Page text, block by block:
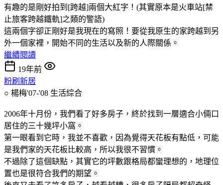
有趣的是剛好拍到[跨越]兩個大紅字！(其實原本是火車站[禁
止旅客跨越鐵軌]之類的警語)
這兩個字卻正剛好是我現在的寫照！要從我原生的家跨越到另
外一個家裡，開始不同的生活以及新的人際關係。
繼續閱讀
19年前
粉刷新居
○ 楊梅'07-'08 生活綜合
2006年十月份，我們看了好多房子，終於找到一層適合小倆口
居住的三十幾坪小窩。
第一眼看到它時，我並不喜歡，因為覺得天花板有點低，可能
是我們家的天花板比較高，所以我很不習慣。
不過除了這個缺點，其實它的坪數跟格局都蠻理想的，地理位
置也是很符合我們的期望。